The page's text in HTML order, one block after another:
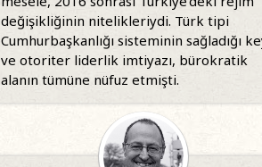
değişikliğinin nitelikleriydi. Türk tipi
Cumhurbaşkanlığı sisteminin sağladığı
ve otoriter liderlik imtiyazı, bürokratik
alanın tümüne nüfuz etmişti.